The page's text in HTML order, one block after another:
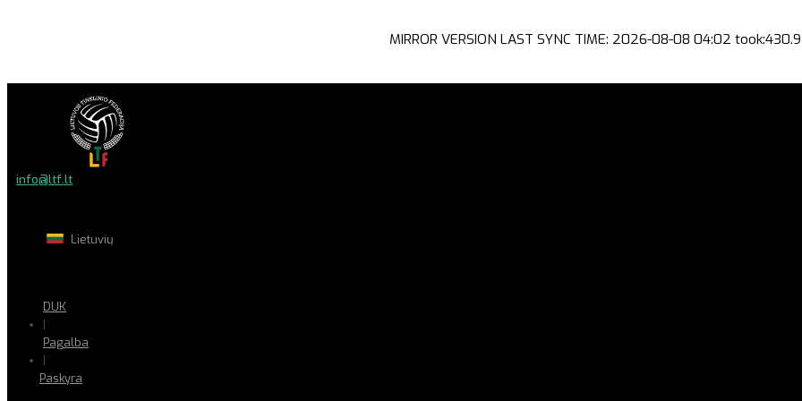
MIRROR VERSION LAST SYNC TIME: 2026-08-08 04:02
info@ltf.lt
Lietuvių
DUK
|
Pagalba
|
Paskyra